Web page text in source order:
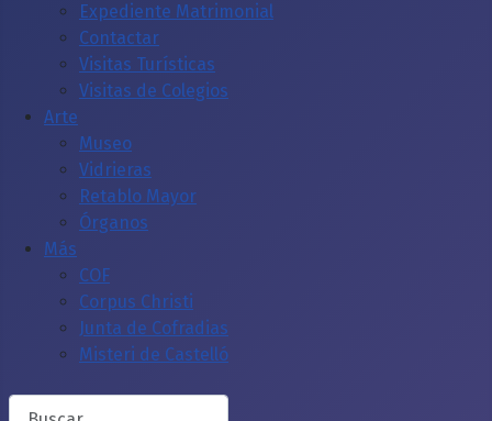
Expediente Matrimonial
Contactar
Visitas Turísticas
Visitas de Colegios
Arte
Museo
Vidrieras
Retablo Mayor
Órganos
Más
COF
Corpus Christi
Junta de Cofradias
Misteri de Castelló
Buscar